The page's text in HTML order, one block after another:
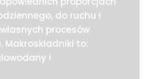
do ruchu i
procesów
Makroskładniki to:
i